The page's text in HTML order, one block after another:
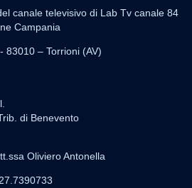
canale televisivo di Lab Tv canale 84
Campania
83010 – Torrioni (AV)
di Benevento
Oliviero Antonella